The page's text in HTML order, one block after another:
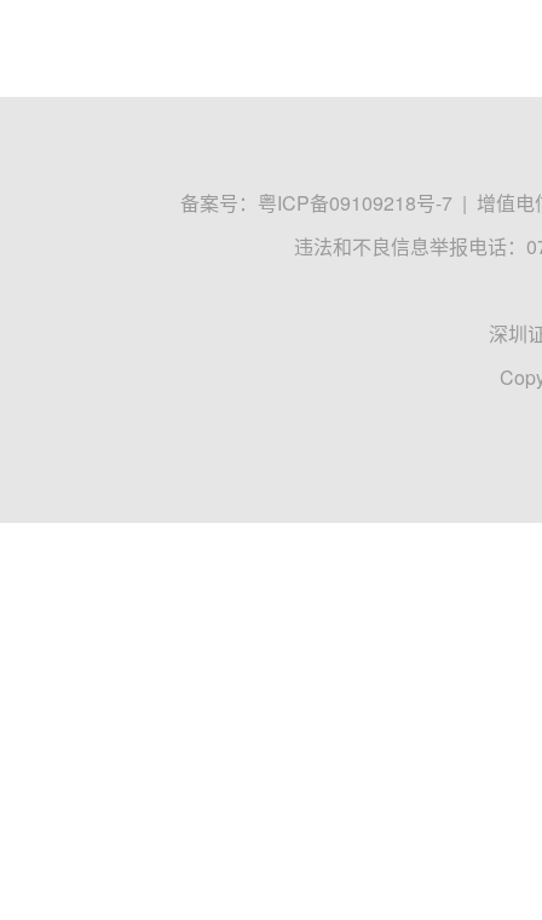
备案号： 粤ICP备09109218号-7 | 增值电
违法和不良信息举报电话：
深圳